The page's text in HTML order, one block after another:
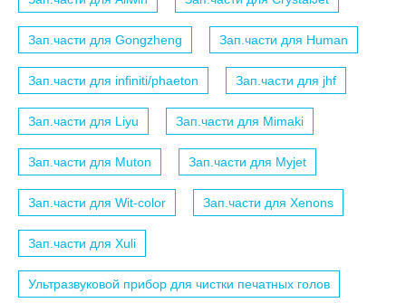
Зап.части для Gongzheng Зап.части для Human
Зап.части для infiniti/phaeton Зап.части для jhf
Зап.части для Liyu Зап.части для Mimaki
Зап.части для Muton Зап.части для Myjet
Зап.части для Wit-color Зап.части для Xenons
Зап.части для Xuli
Ультразвуковой прибор для чистки печатных голов